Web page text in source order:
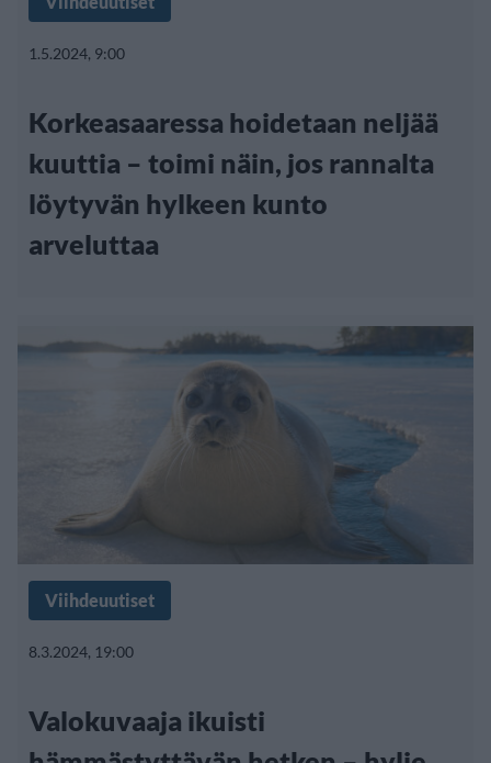
1.5.2024, 9:00
Korkeasaaressa hoidetaan neljää
kuuttia – toimi näin, jos rannalta
löytyvän hylkeen kunto
arveluttaa
Viihdeuutiset
8.3.2024, 19:00
Valokuvaaja ikuisti